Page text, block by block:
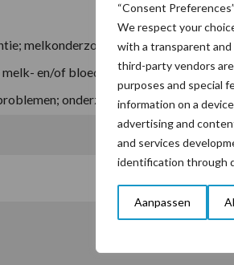
“Consent
We respect your
with a transparent
third-party vendors
purposes and special
information on a
advertising and
and services
identification through
Aanpassen
melkonderzoek en/of vaccinatie
melk- en/of bloedonderzoek en/of
onderzoek longspoeling of